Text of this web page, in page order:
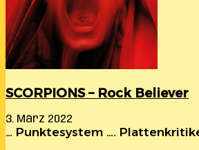
SCORPIONS – Rock Believer
3. März 2022
… Punktesystem ….